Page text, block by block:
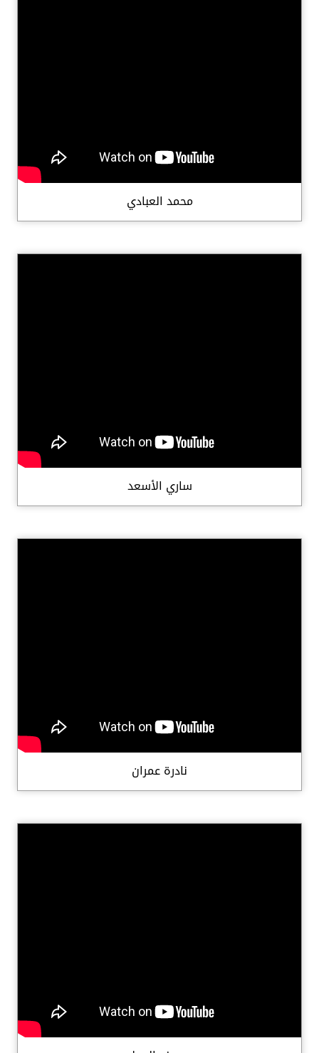
محمد العبادي
ساري الأسعد
نادرة عمران